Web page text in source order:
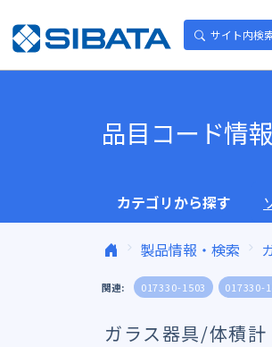
サイト内検
品目コード情報
カテゴリから探す
製品情報・検索
関連: 017330-1503 017330-
ガラス器具/体積計